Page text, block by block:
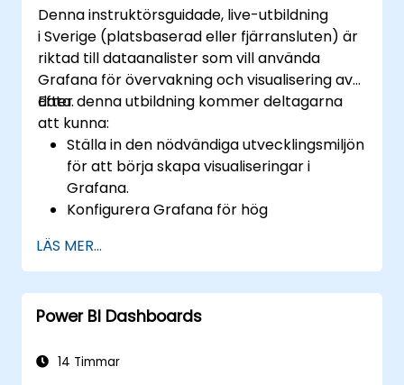
Denna instruktörsguidade, live-utbildning
i Sverige (platsbaserad eller fjärransluten) är
riktad till dataanalister som vill använda
Grafana för övervakning och visualisering av
data.
Efter denna utbildning kommer deltagarna
att kunna:
Ställa in den nödvändiga utvecklingsmiljön
för att börja skapa visualiseringar i
Grafana.
Konfigurera Grafana för hög
Anpassa paneler och instrumentpaneler
med data.
Konfigurera en omvänd proxy för snabba
laddningstider.
LÄS MER...
Power BI Dashboards
14 Timmar